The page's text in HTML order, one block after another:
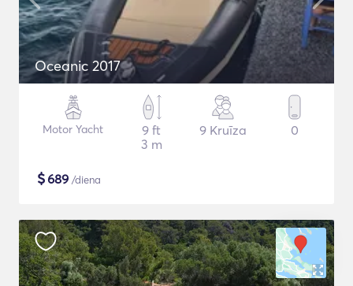
Oceanic 2017
Motor Yacht
9 ft
3 m
9 Kruīza 0
$689 /diena